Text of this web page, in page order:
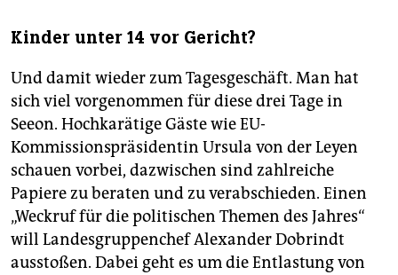
Kinder unter 14 vor Gericht?
Und damit wieder zum Tagesgeschäft. Man hat
sich viel vorgenommen für diese drei Tage in
Seeon. Hochkarätige Gäste wie EU-
Kommissionspräsidentin Ursula von der Leyen
schauen vorbei, dazwischen sind zahlreiche
Papiere zu beraten und zu verabschieden. Einen
„Weckruf für die politischen Themen des Jahres“
will Landesgruppenchef Alexander Do­brindt
ausstoßen. Dabei geht es um die Entlastung von